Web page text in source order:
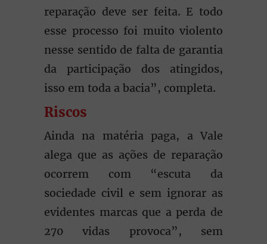
reparação deve ser feita. E todo
esse processo foi muito violento
nesse sentido de falta de garantia
da participação dos atingidos,
isso em toda a bacia”, completa.
Riscos
Ainda na matéria paga, a Vale
alega que as ações de reparação
ocorrem com “escuta da
sociedade civil e sem ignorar as
evidentes marcas que a perda de
270 vidas provoca”, sem